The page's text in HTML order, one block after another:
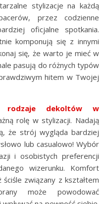
stylizacje na każdą
przez codzienne
oficjalne spotkania.
komponują się z innymi
się, że warto je mieć w
pasują do różnych typów
hitem w Twojej
rodzaje dekoltów w
rolę w stylizacji. Nadają
że strój wygląda bardziej
lub casualowo! Wybór
i osobistych preferencji
wizerunku. Komfort
związany z kształtem
może powodować